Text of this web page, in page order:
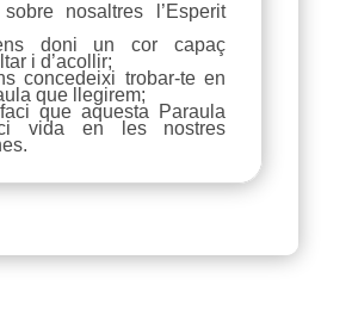
nosaltres l’Esperit
doni un cor capaç
i d’acollir;
concedeixi trobar-te en
que llegirem;
que aquesta Paraula
vida en les nostres